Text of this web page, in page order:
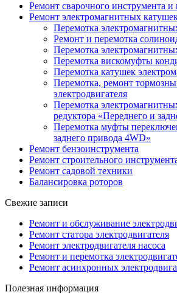
Ремонт сварочного инструмента и
Ремонт электромагнитных
Перемотка
Ремонт и перемотка
Перемотка
Перемотка вискомуфты
Перемотка катушек
Перемотка, ремонт
электродвигателя
Перемотка
редуктора «Переднего и
Перемотка муфты
заднего привода 4WD»
Ремонт бензоинструмента
Ремонт строительного
Ремонт садовой техники
Балансировка роторов
Свежие записи
Ремонт и обслуживание
Ремонт статора электродвигателя
Ремонт электродвигателя насоса
Ремонт и перемотка
Ремонт асинхронных
Полезная информация